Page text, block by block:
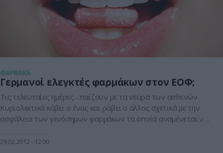
ΦΑΡΜΑΚΑ
Γερμανοί ελεγκτές φαρμάκων στον ΕΟΦ;
Τις τελευταίες ημέρες…παίζουν με τα νεύρα των ασθενών.
Κυριολεκτικά κόβει ο ένας και ράβει ο άλλος σχετικά με την
ασφάλεια των γενόσημων φαρμάκων τα οποία αναμένεται να
καταλαμβάνοντας πλέον το 50% της συνολικής
29.02.2012 12:00